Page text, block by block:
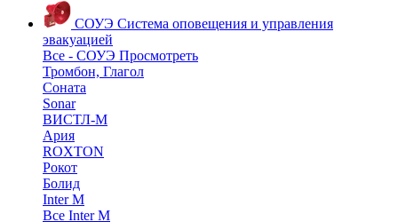
СОУЭ Система оповещения и управления
эвакуацией
Все - СОУЭ Просмотреть
Тромбон, Глагол
Соната
Sonar
ВИСТЛ-М
Ария
ROXTON
Рокот
Болид
Inter M
Все Inter M